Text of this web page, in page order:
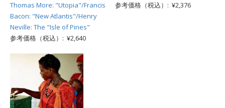
Thomas More: "Utopia"/Francis
Bacon: "New Atlantis"/Henry
Neville: The "Isle of Pines"
参考価格（税込）: ¥2,640
参考価格（税込）: ¥2,376